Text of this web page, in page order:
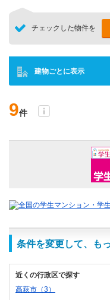
チェックした物件を
建物ごとに表示
9件
条件を変更して、も
近くの行政区で探す
高萩市（3）